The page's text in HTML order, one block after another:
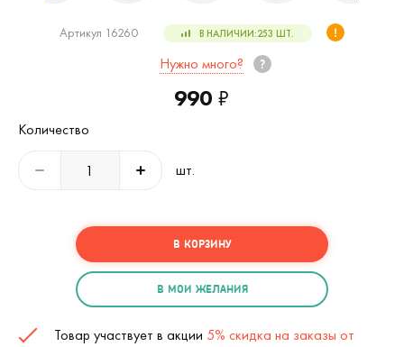
Артикул 16260 В НАЛИЧИИ:253 ШТ.
Нужно много?
990 ₽
Количество
шт.
В КОРЗИНУ
В МОИ ЖЕЛАНИЯ
Товар участвует в акции 5% скидка на заказы от